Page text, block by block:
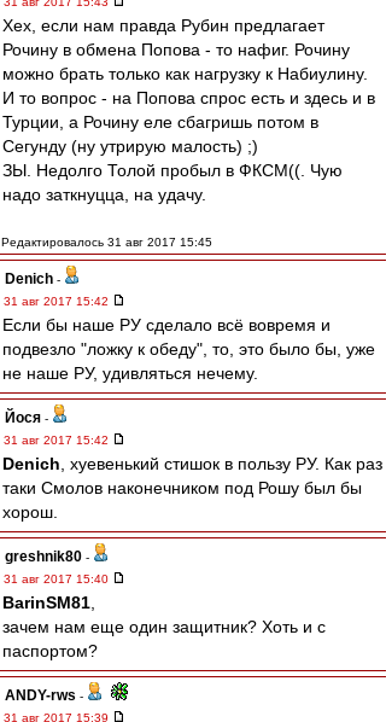
Хех, если нам правда Рубин предлагает
Рочину в обмена Попова - то нафиг. Рочину
можно брать только как нагрузку к Набиулину.
И то вопрос - на Попова спрос есть и здесь и в
Турции, а Рочину еле сбагришь потом в
Сегунду (ну утрирую малость) ;)
ЗЫ. Недолго Толой пробыл в ФКСМ((. Чую
надо заткнуцца, на удачу.
Редактировалось 31 авг 2017 15:45
Denich -
31 авг 2017 15:42
Если бы наше РУ сделало всё вовремя и
подвезло "ложку к обеду", то, это было бы, уже
не наше РУ, удивляться нечему.
Йося -
31 авг 2017 15:42
Denich , хуевенький стишок в пользу РУ. Как раз
таки Смолов наконечником под Рошу был бы
хорош.
greshnik80 -
31 авг 2017 15:40
BarinSM81
зачем нам еще один защитник? Хоть и с
паспортом?
ANDY-rws -
31 авг 2017 15:39